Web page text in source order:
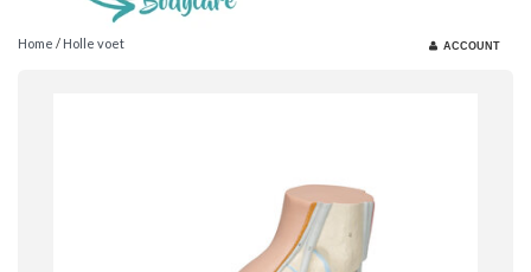
Home / Holle voet ACCOUNT